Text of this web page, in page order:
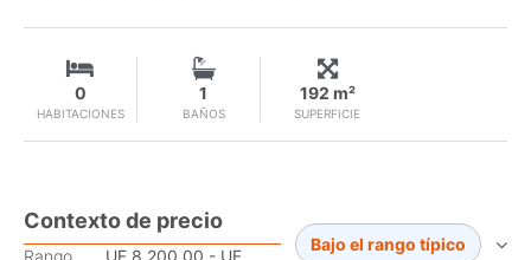
HABITACIONES
0
BAÑOS
1
SUPERFICIE
192 m²
Contexto de precio
Rango
UF 8.200,00 - UF
Bajo el rango típico